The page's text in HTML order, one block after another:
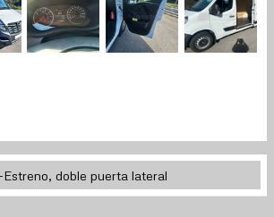
doble puerta lateral